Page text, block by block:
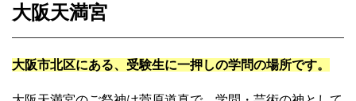
大阪天満宮
大阪市北区にある、受験生に一押しの学問の場所です。